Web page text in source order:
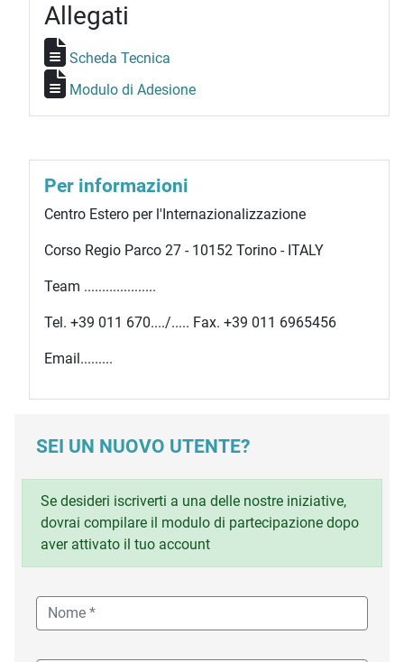
Allegati
Scheda Tecnica
Modulo di Adesione
Per informazioni
Centro Estero per l'Internazionalizzazione
Corso Regio Parco 27 - 10152 Torino - ITALY
Team ....................
Tel. +39 011 670..../..... Fax. +39 011 6965456
Email.........
SEI UN NUOVO UTENTE?
Se desideri iscriverti a una delle nostre iniziative,
dovrai compilare il modulo di partecipazione dopo
aver attivato il tuo account